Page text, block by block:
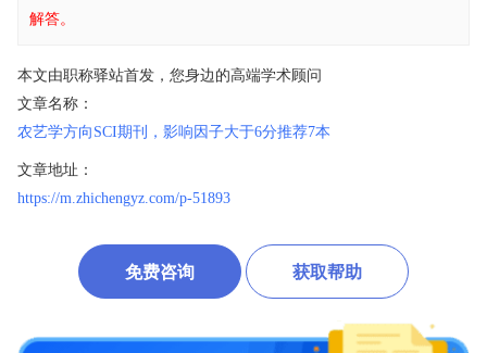
解答。
本文由职称驿站首发，您身边的高端学术顾问
文章名称：
农艺学方向SCI期刊，影响因子大于6分推荐7本
文章地址：
https://m.zhichengyz.com/p-51893
免费咨询 获取帮助